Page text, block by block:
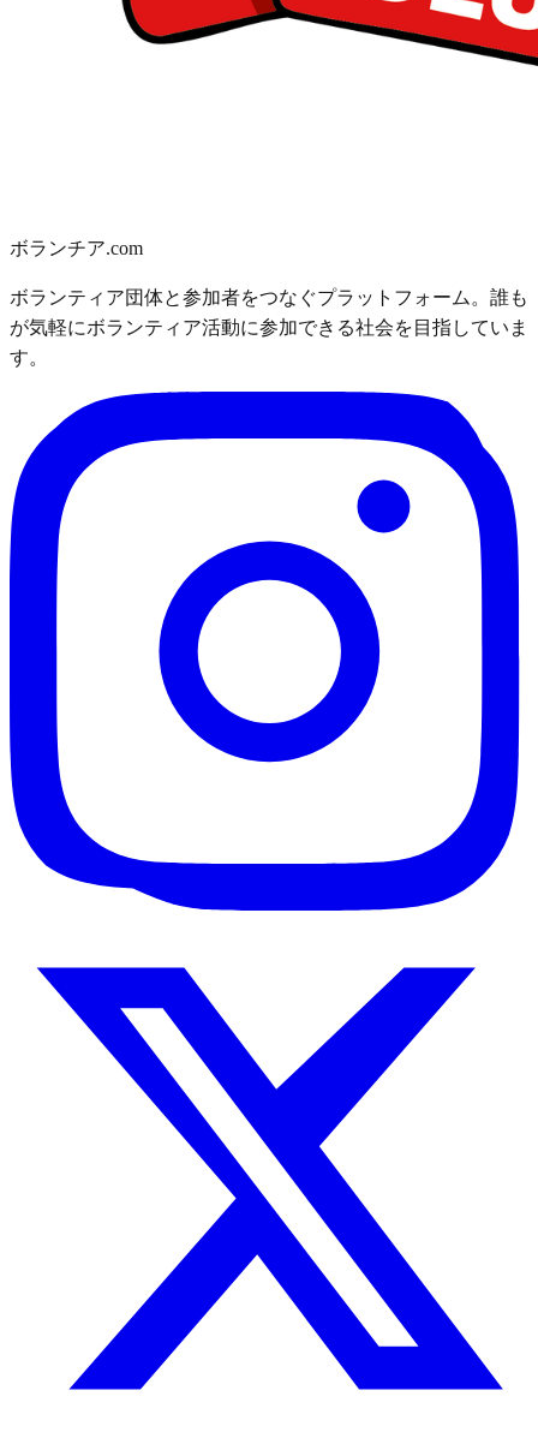
ボランチア.com
ボランティア団体と参加者をつなぐプラットフォーム。誰も
が気軽にボランティア活動に参加できる社会を目指していま
す。